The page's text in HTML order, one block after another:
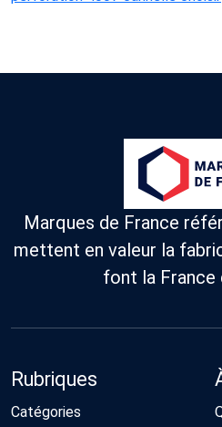
Marques de France
mettent en valeur la
font la France
Rubriques
Catégories